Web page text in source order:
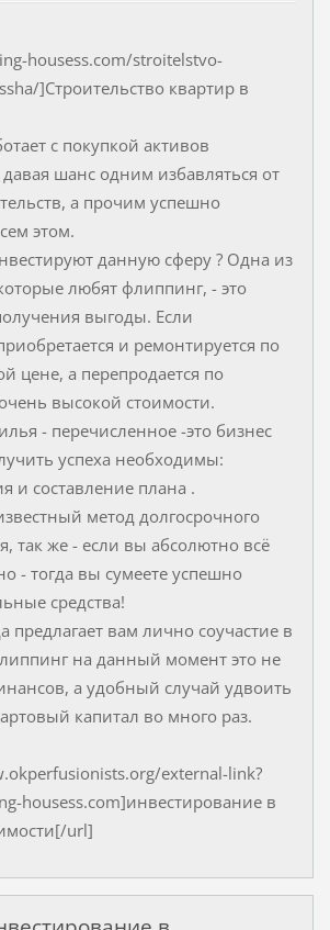
housess.com/stroitelstvo-
]Строительство квартир в
с покупкой активов
шанс одним избавляться от
а прочим успешно
этом.
данную сферу ? Одна из
любят флиппинг, - это
выгоды. Если
и ремонтируется по
цене, а перепродается по
высокой стоимости.
- перечисленное -это бизнес
успеха необходимы:
и составление плана .
метод долгосрочного
так же - если вы абсолютно всё
- тогда вы сумеете успешно
средства!
предлагает вам лично соучастие в
на данный момент это не
а удобный случай удвоить
капитал во много раз.
external-link?
housess.com]инвестирование в
url]